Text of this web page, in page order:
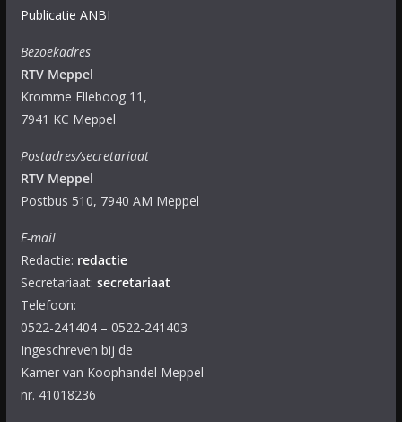
Publicatie ANBI
Bezoekadres
RTV Meppel
Kromme Elleboog 11,
7941 KC Meppel
Postadres/secretariaat
RTV Meppel
Postbus 510, 7940 AM Meppel
E-mail
Redactie: redactie
Secretariaat: secretariaat
Telefoon:
0522-241404 – 0522-241403
Ingeschreven bij de
Kamer van Koophandel Meppel
nr. 41018236